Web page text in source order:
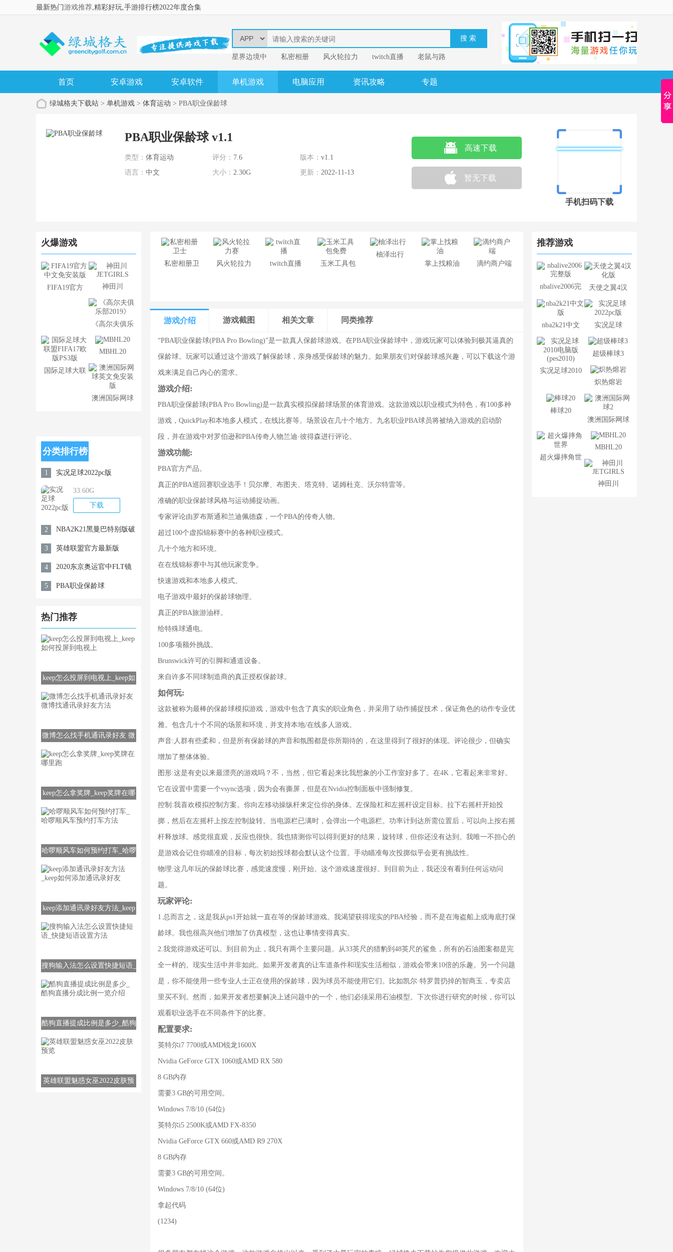
最新热门游戏推荐,精彩好玩,手游排行榜2022年度合集
星界边境中 ​私密相册 风火轮拉力 twitch直播
老鼠与路
易
我的英雄学
首页 安卓游戏 安卓软件 单机游戏 电脑应用 资讯攻略 专题
绿城格夫下载站 > 单机游戏 > 体育运动 > PBA职业保龄球
PBA职业保龄球 v1.1
类型： 体育运动 评分： 7.6 版本： v1.1
语言： 中文 大小： 2.30G 更新： 2022-11-13
高速下载
暂无下载
手机扫码下载
火爆游戏
FIFA19官方 神田川
JETGIRLS
《高尔夫俱乐
部2019》
国际足球大联
MBHL20
澳洲国际网球
分类排行榜
1 实况足球2022pc版
33.60G
下载
2 NBA2K21黑曼巴特别版破
解内购免费版
3 英雄联盟官方最新版
4 2020东京奥运官中FLT镜
像版
5 PBA职业保龄球
热门推荐
keep怎么投屏到电视上_keep如
微博怎么找手机通讯录好友 微
keep怎么拿奖牌_keep奖牌在哪
哈啰顺风车如何预约打车_哈啰
keep添加通讯录好友方法_keep
搜狗输入法怎么设置快捷短语_
酷狗直播提成比例是多少_酷狗
英雄联盟魅惑女巫2022皮肤预
​私密相册卫 风火轮拉力 twitch直播 玉米工具包
柚泽出行
掌上找粮油
滴约商户端
游戏介绍 游戏截图 相关文章 同类推荐
“PBA职业保龄球(PBA Pro Bowling)”是一款真人保龄球游戏。在PBA职业保龄球中，游戏玩家可以体验到极其逼真的
保龄球。玩家可以通过这个游戏了解保龄球，亲身感受保龄球的魅力。如果朋友们对保龄球感兴趣，可以下载这个游
戏来满足自己内心的需求。
游戏介绍:
PBA职业保龄球(PBA Pro Bowling)是一款真实模拟保龄球场景的体育游戏。这款游戏以职业模式为特色，有100多种
游戏，QuickPlay和本地多人模式，在线比赛等。场景设在几十个地方。九名职业PBA球员将被纳入游戏的启动阶
段，并在游戏中对罗伯逊和PBA传奇人物兰迪·彼得森进行评论。
游戏功能:
PBA官方产品。
真正的PBA巡回赛职业选手！贝尔摩、布图夫、塔克特、诺姆杜克、沃尔特雷等。
准确的职业保龄球风格与运动捕捉动画。
专家评论由罗布斯通和兰迪佩德森，一个PBA的传奇人物。
超过100个虚拟锦标赛中的各种职业模式。
几十个地方和环境。
在在线锦标赛中与其他玩家竞争。
快速游戏和本地多人模式。
电子游戏中最好的保龄球物理。
真正的PBA旅游油样。
给特殊球通电。
100多项额外挑战。
Brunswick许可的引脚和通道设备。
来自许多不同球制造商的真正授权保龄球。
如何玩:
这款被称为最棒的保龄球模拟游戏，游戏中包含了真实的职业角色，并采用了动作捕捉技术，保证角色的动作专业优
雅。包含几十个不同的场景和环境，并支持本地/在线多人游戏。
声音:人群有些柔和，但是所有保龄球的声音和氛围都是你所期待的，在这里得到了很好的体现。评论很少，但确实
增加了整体体验。
图形:这是有史以来最漂亮的游戏吗？不，当然，但它看起来比我想象的小工作室好多了。在4K，它看起来非常好。
它在设置中需要一个vsync选项，因为会有撕屏，但是在Nvidia控制面板中强制修复。
控制:我喜欢模拟控制方案。你向左移动操纵杆来定位你的身体。左保险杠和左摇杆设定目标。拉下右摇杆开始投
掷，然后在左摇杆上按左控制旋转。当电源栏已满时，会弹出一个电源栏。功率计到达所需位置后，可以向上按右摇
杆释放球。感觉很直观，反应也很快。我也猜测你可以得到更好的结果，旋转球，但你还没有达到。我唯一不担心的
是游戏会记住你瞄准的目标，每次初始投球都会默认这个位置。手动瞄准每次投掷似乎会更有挑战性。
物理:这几年玩的保龄球比赛，感觉速度慢，刚开始。这个游戏速度很好。到目前为止，我还没有看到任何运动问
题。
玩家评论:
1.总而言之，这是我从ps1开始就一直在等的保龄球游戏。我渴望获得现实的PBA经验，而不是在海盗船上或海底打保
龄球。我也很高兴他们增加了仿真模型，这也让事情变得真实。
2.我觉得游戏还可以。到目前为止，我只有两个主要问题。从33英尺的猎豹到48英尺的鲨鱼，所有的石油图案都是完
全一样的。现实生活中并非如此。如果开发者真的让车道条件和现实生活相似，游戏会带来10倍的乐趣。另一个问题
是，你不能使用一些专业人士正在使用的保龄球，因为球员不能使用它们。比如凯尔·特罗普扔掉的智商玉，专卖店
里买不到。然而，如果开发者想要解决上述问题中的一个，他们必须采用石油模型。下次你进行研究的时候，你可以
观看职业选手在不同条件下的比赛。
配置要求:
英特尔i7 7700或AMD锐龙1600X
Nvidia GeForce GTX 1060或AMD RX 580
8 GB内存
需要3 GB的可用空间。
Windows 7/8/10 (64位)
英特尔i5 2500K或AMD FX-8350
Nvidia GeForce GTX 660或AMD R9 270X
8 GB内存
需要3 GB的可用空间。
Windows 7/8/10 (64位)
拿起代码
(1234)
推荐游戏
nbalive2006完
整版
天使之翼4汉
化版
nba2k21中文
版
实况足球
2022pc版
实况足球2010
(pes2010)
超级棒球3
炽热熔岩
棒球20
澳洲国际网球
2
超火爆摔角世
MBHL20
神田川